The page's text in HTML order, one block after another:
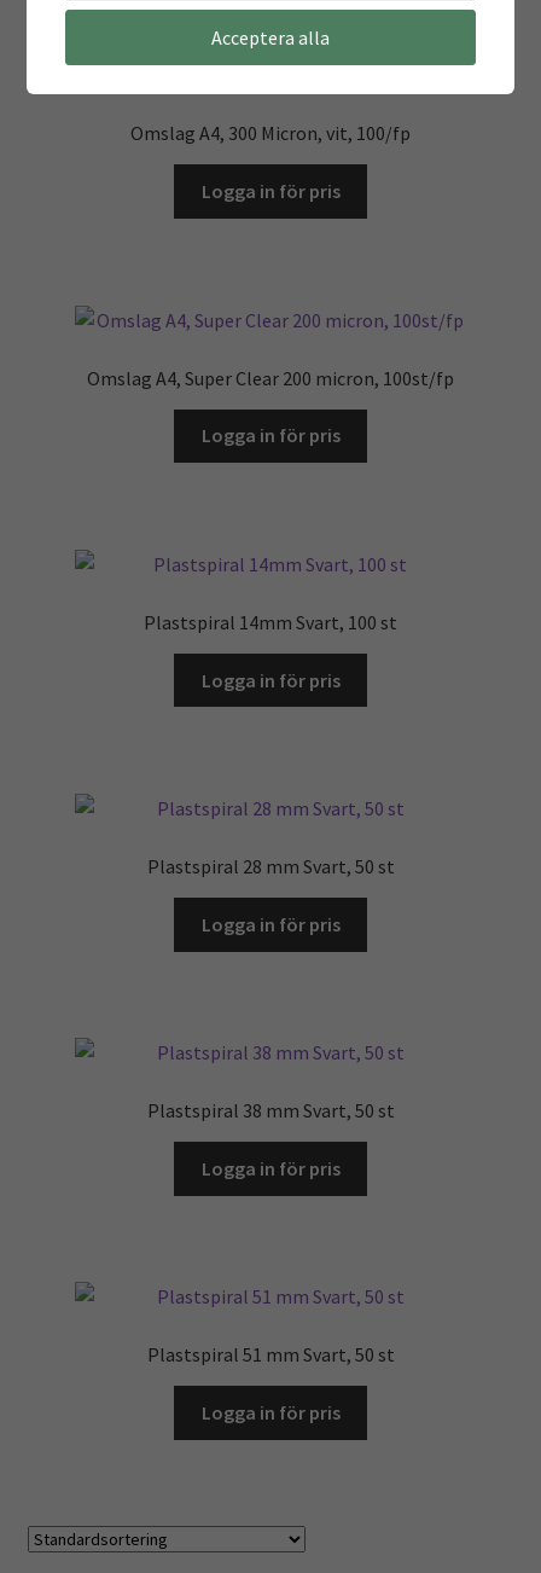
Omslag A4, 300 Micron, vit, 100/fp
Logga in för pris
Omslag A4, Super Clear 200 micron, 100st/fp
Logga in för pris
Plastspiral 14mm Svart, 100 st
Logga in för pris
Plastspiral 28 mm Svart, 50 st
Logga in för pris
Plastspiral 38 mm Svart, 50 st
Logga in för pris
Plastspiral 51 mm Svart, 50 st
Logga in för pris
Acceptera alla